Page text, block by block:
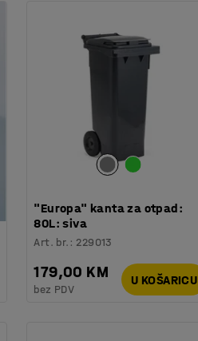
"Europa" kanta za otpad:
80L: siva
Art. br. : 229013
179,00 KM
bez PDV
U KOŠARICU